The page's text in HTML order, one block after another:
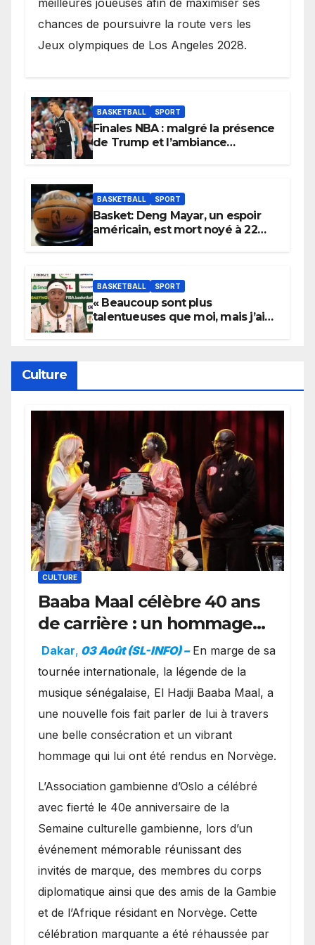
meilleures joueuses afin de maximiser ses
chances de poursuivre la route vers les
Jeux olympiques de Los Angeles 2028.
BASKETBALL SPORT
Finales NBA : malgré la présence
de Trump et l’ambiance
BASKETBALL SPORT
Basket: Deng Mayar, un espoir
américain, est mort noyé à 22
BASKETBALL SPORT
« Beaucoup sont plus
talentueuses que moi, mais j’ai
Culture
CULTURE
Baaba Maal célèbre 40 ans
de carrière : un hommage
exceptionnel à Oslo en
présence de la famille
royale.
Dakar, 03 Août (SL-INFO) – ​En marge de sa
tournée internationale, la légende de la
musique sénégalaise, El Hadji Baaba Maal, a
une nouvelle fois fait parler de lui à travers
une belle consécration et un vibrant
hommage qui lui ont été rendus en Norvège.
​L’Association gambienne d’Oslo a célébré
avec fierté le 40e anniversaire de la
Semaine culturelle gambienne, lors d’un
événement mémorable réunissant des
invités de marque, des membres du corps
diplomatique ainsi que des amis de la Gambie
et de l’Afrique résidant en Norvège. Cette
célébration marquante a été réhaussée par